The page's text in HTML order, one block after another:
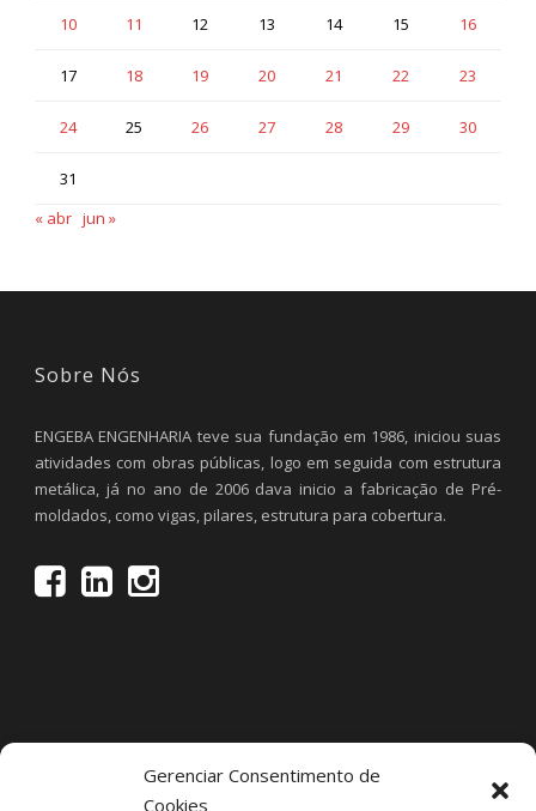
Gerenciar Consentimento de
Cookies
10 11 12 13 14 15 16
17 18 19 20 21 22 23
24 25 26 27 28 29 30
31
« abr jun »
Sobre Nós
ENGEBA ENGENHARIA teve sua fundação em 1986, iniciou suas
atividades com obras públicas, logo em seguida com estrutura
metálica, já no ano de 2006 dava inicio a fabricação de Pré-
moldados, como vigas, pilares, estrutura para cobertura.